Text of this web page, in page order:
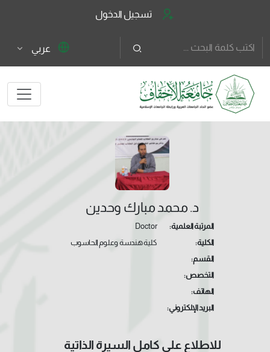
تسجيل الدخول
عربي
د. محمد مبارك وحدين
المرتبة العلمية:
Doctor
الكلية:
كلية هندسة وعلوم الحاسوب
القسم:
التخصص:
الهاتف:
البريد الإلكتروني:
للاطلاع على كامل السيرة الذاتية